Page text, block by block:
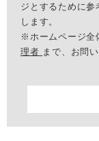
ジとするために
します。
※ホームページ全
理者 まで、お問